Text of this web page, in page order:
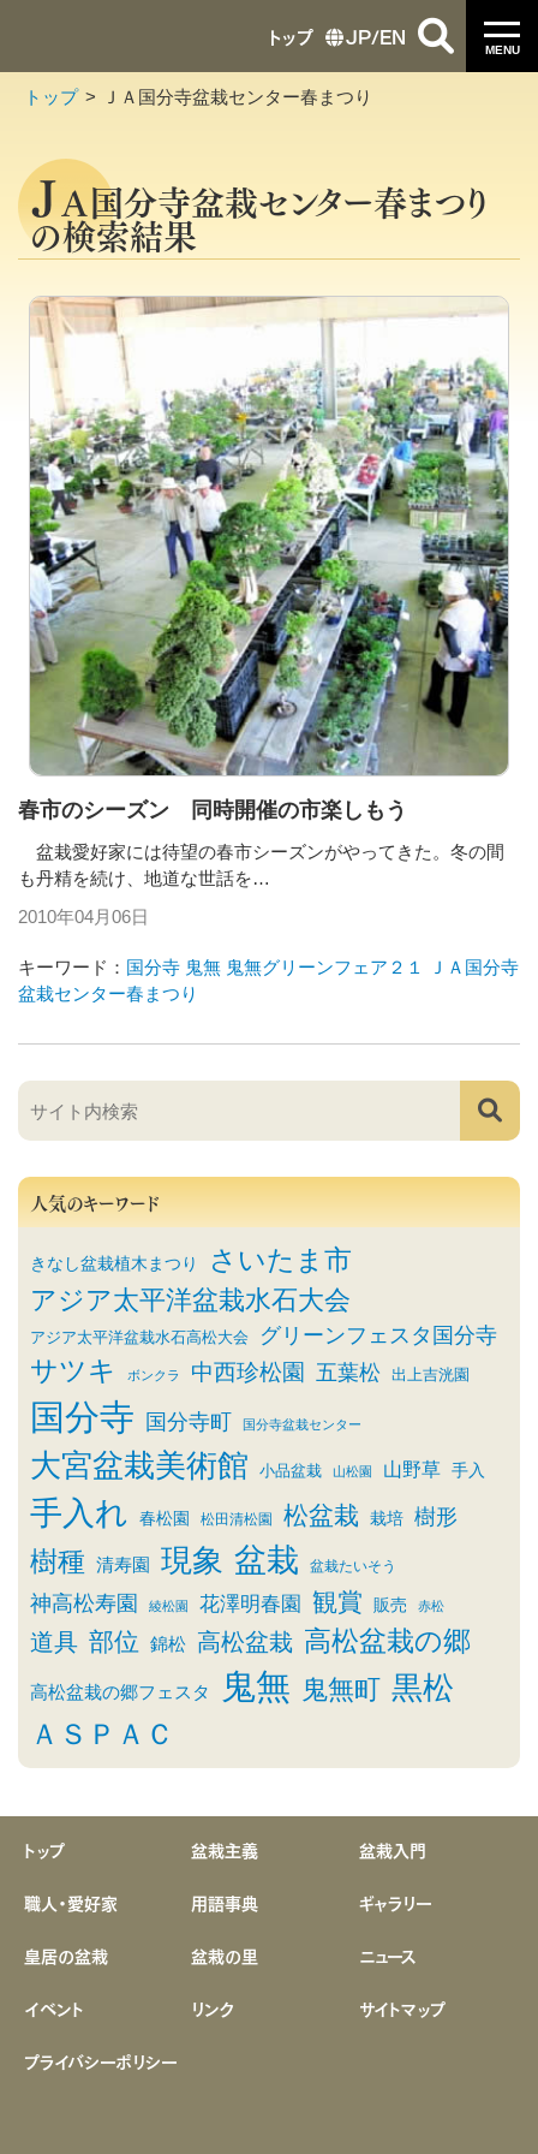
MENU
トップ JP/EN
トップ ＪＡ国分寺盆栽センター春まつり
ＪＡ国分寺盆栽センター春まつり
の検索結果
春市のシーズン 同時開催の市楽しもう
盆栽愛好家には待望の春市シーズンがやってきた。冬の間
も丹精を続け、地道な世話を…
2010年04月06日
キーワード： 国分寺 鬼無 鬼無グリーンフェア２１
ＪＡ国分寺
盆栽センター春まつり
人気のキーワード
きなし盆栽植木まつり さいたま市
アジア太平洋盆栽水石大会
アジア太平洋盆栽水石高松大会 グリーンフェスタ国分寺
サツキ ボンクラ 中西珍松園 五葉松 出上吉洸園
国分寺 国分寺町 国分寺盆栽センター
大宮盆栽美術館 小品盆栽 山松園 山野草 手入
手入れ 春松園 松田清松園 松盆栽 栽培 樹形
樹種 清寿園 現象 盆栽 盆栽たいそう
神高松寿園 綾松園 花澤明春園 観賞 販売 赤松
道具 部位 錦松 高松盆栽 高松盆栽の郷
高松盆栽の郷フェスタ 鬼無 鬼無町 黒松
ＡＳＰＡＣ
トップ 盆栽主義
盆栽入門
職人・愛好家
用語事典
ギャラリー
皇居の盆栽
盆栽の里
ニュース
イベント
リンク
サイトマップ
プライバシーポリシー